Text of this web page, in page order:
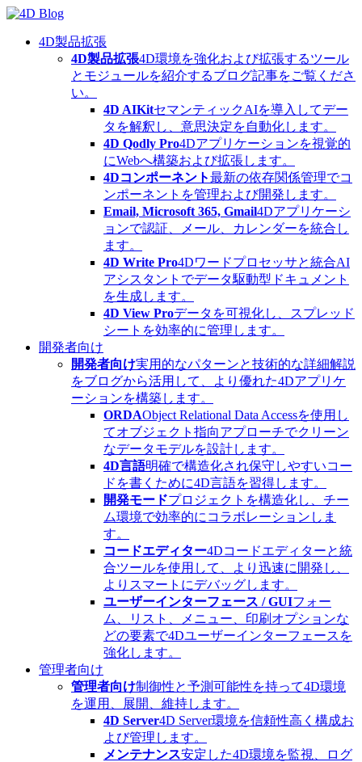
Skip
content4D製品拡張
4D製品拡張4D環境を強化および拡張するツール
とモジュールを紹介するブログ記事をご覧くださ
い。
4D AIKitセマンティックAIを導入してデー
タを解釈し、意思決定を自動化します。
4D Qodly Pro4Dアプリケーションを視覚的
にWebへ構築および拡張します。
4Dコンポーネント最新の依存関係管理でコ
ンポーネントを管理および開発します。
Email, Microsoft 365, Gmail4Dアプリケーシ
ョンで認証、メール、カレンダーを統合し
ます。
4D Write Pro4Dワードプロセッサと統合AI
アシスタントでデータ駆動型ドキュメント
を生成します。
4D View Proデータを可視化し、スプレッド
シートを効率的に管理します。
開発者向け
開発者向け実用的なパターンと技術的な詳細解説
をブログから活用して、より優れた4Dアプリケ
ーションを構築します。
ORDAObject Relational Data Accessを使用し
てオブジェクト指向アプローチでクリーン
なデータモデルを設計します。
4D言語明確で構造化され保守しやすいコー
ドを書くために4D言語を習得します。
開発モードプロジェクトを構造化し、チー
ム環境で効率的にコラボレーションしま
す。
コードエディター4Dコードエディターと統
合ツールを使用して、より迅速に開発し、
よりスマートにデバッグします。
ユーザーインターフェース / GUIフォー
ム、リスト、メニュー、印刷オプションな
どの要素で4Dユーザーインターフェースを
強化します。
管理者向け
管理者向け制御性と予測可能性を持って4D環境
を運用、展開、維持します。
4D Server4D Server環境を信頼性高く構成お
よび管理します。
メンテナンス安定した4D環境を監視、ログ